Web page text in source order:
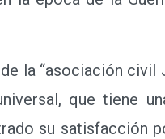
la “asociación civil
que tiene
su satisfacción